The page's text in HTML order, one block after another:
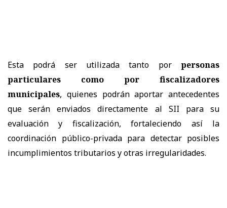
Esta podrá ser utilizada tanto por personas
particulares como por fiscalizadores
municipales, quienes podrán aportar antecedentes
que serán enviados directamente al SII para su
evaluación y fiscalización, fortaleciendo así la
coordinación público-privada para detectar posibles
incumplimientos tributarios y otras irregularidades.